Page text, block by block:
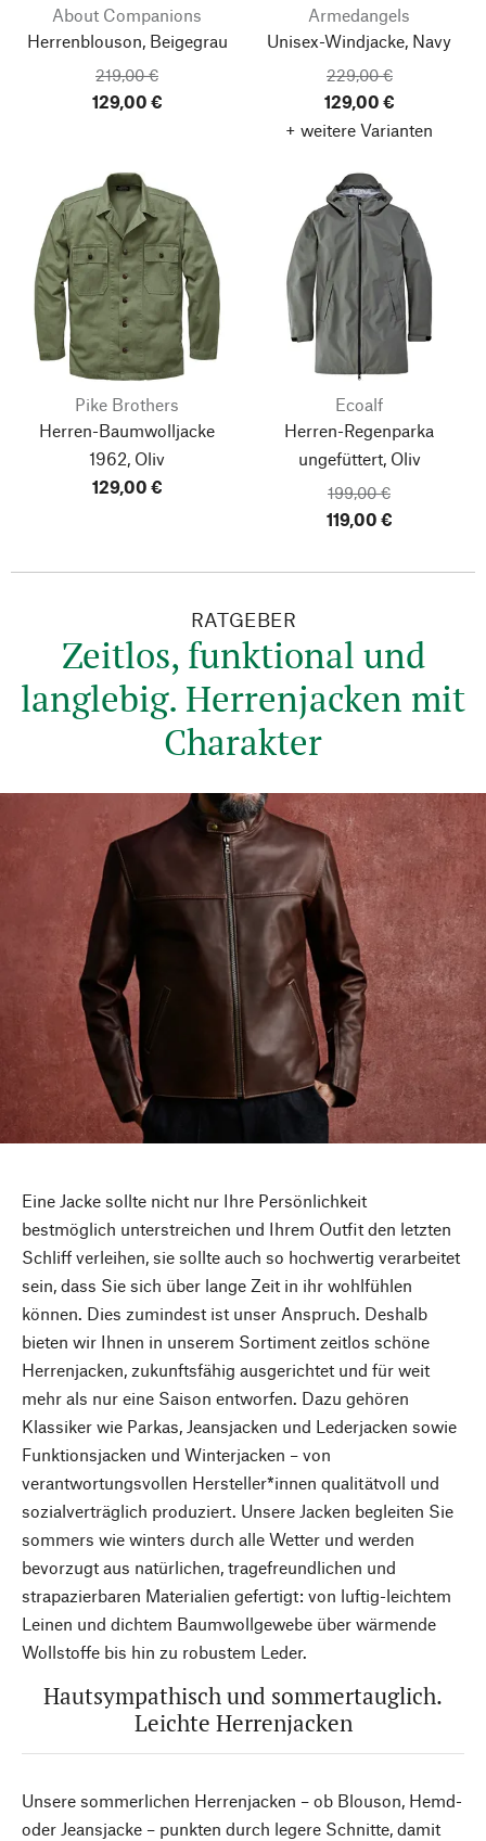
About Companions
Herrenblouson, Beigegrau
219,00 €
129,00 €
Armedangels
Unisex-Windjacke, Navy
229,00 €
129,00 €
+ weitere Varianten
Pike Brothers
Herren-Baumwolljacke
1962, Oliv
129,00 €
Ecoalf
Herren-Regenparka
ungefüttert, Oliv
199,00 €
119,00 €
RATGEBER
Zeitlos, funktional und
langlebig. Herrenjacken mit
Charakter
Eine Jacke sollte nicht nur Ihre Persönlichkeit
bestmöglich unterstreichen und Ihrem Outfit den letzten
Schliff verleihen, sie sollte auch so hochwertig verarbeitet
sein, dass Sie sich über lange Zeit in ihr wohlfühlen
können. Dies zumindest ist unser Anspruch. Deshalb
bieten wir Ihnen in unserem Sortiment zeitlos schöne
Herrenjacken, zukunftsfähig ausgerichtet und für weit
mehr als nur eine Saison entworfen. Dazu gehören
Klassiker wie Parkas, Jeansjacken und Lederjacken sowie
Funktionsjacken und Winterjacken – von
verantwortungsvollen Hersteller*innen qualitätvoll und
sozialverträglich produziert. Unsere Jacken begleiten Sie
sommers wie winters durch alle Wetter und werden
bevorzugt aus natürlichen, tragefreundlichen und
strapazierbaren Materialien gefertigt: von luftig-leichtem
Leinen und dichtem Baumwollgewebe über wärmende
Wollstoffe bis hin zu robustem Leder.
Hautsympathisch und sommertauglich.
Leichte Herrenjacken
Unsere sommerlichen Herrenjacken – ob Blouson, Hemd-
oder Jeansjacke – punkten durch legere Schnitte, damit